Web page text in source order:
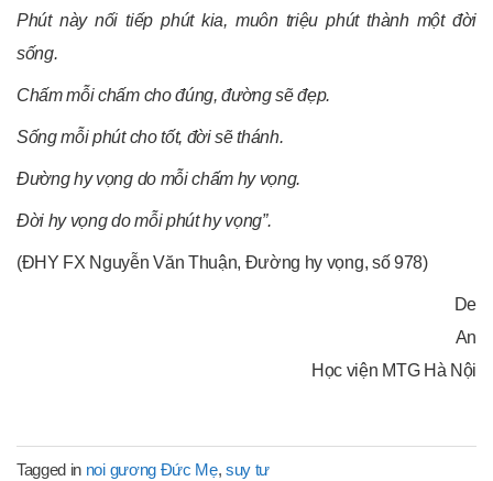
Phút này nối tiếp phút kia, muôn triệu phút thành một đời
sống.
Chấm mỗi chấm cho đúng, đường sẽ đẹp.
Sống mỗi phút cho tốt, đời sẽ thánh.
Ðường hy vọng do mỗi chấm hy vọng.
Ðời hy vọng do mỗi phút hy vọng”.
(ĐHY FX Nguyễn Văn Thuận, Đường hy vọng, số 978)
De
An
Học viện MTG Hà Nội
Tagged in noi gương Đức Mẹ,suy tư